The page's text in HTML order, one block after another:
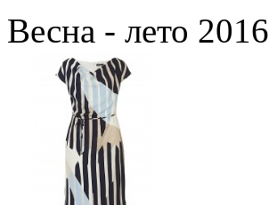
Весна - лето 2016